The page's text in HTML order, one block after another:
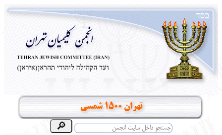
تهران 1500 شمسی